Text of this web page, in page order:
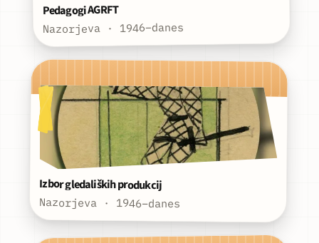
Pedagogi AGRFT
Nazorjeva · 1946–danes
Izbor gledaliških produkcij
Nazorjeva · 1946–danes